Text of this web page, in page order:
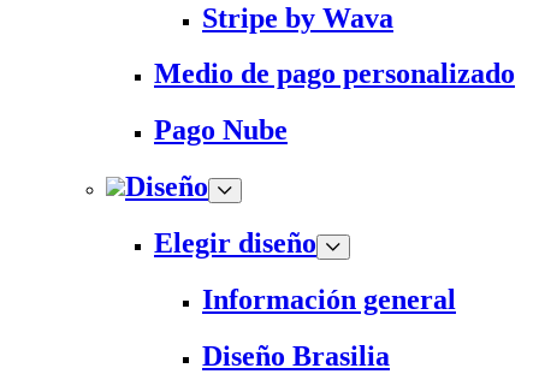
Stripe by Wava
Medio de pago personalizado
Pago Nube
Diseño
Elegir diseño
Información general
Diseño Brasilia